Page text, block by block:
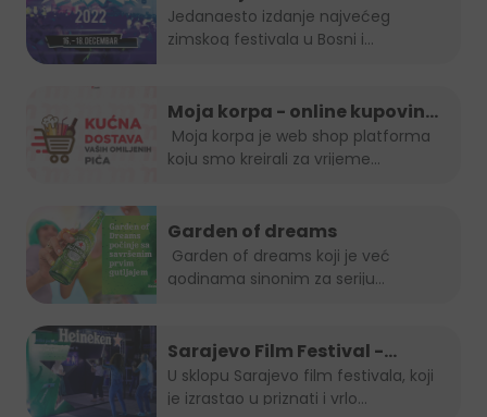
Jedanaesto izdanje najvećeg
zimskog festivala u Bosni i
Moja korpa - online kupovina
je uvijek in!
koju smo kreirali za vrijeme...
Garden of dreams
godinama sinonim za seriju
Sarajevo Film Festival -
Summer Lounge
U sklopu Sarajevo film festivala, koji
je izrastao u priznati i vrlo...